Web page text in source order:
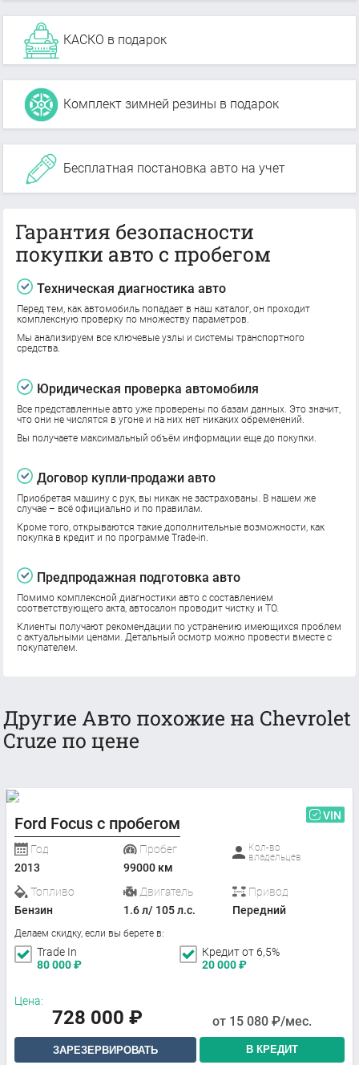
КАСКО в подарок
Комплект зимней резины в подарок
Бесплатная постановка авто на учет
Гарантия безопасности
покупки авто с пробегом
Техническая диагностика авто
Перед тем, как автомобиль попадает в наш каталог, он проходит
комплексную проверку по множеству параметров.
Мы анализируем все ключевые узлы и системы транспортного
средства.
Юридическая проверка автомобиля
Все представленные авто уже проверены по базам данных. Это значит,
что они не числятся в угоне и на них нет никаких обременений.
Вы получаете максимальный объём информации еще до покупки.
Договор купли-продажи авто
Приобретая машину с рук, вы никак не застрахованы. В нашем же
случае – всё официально и по правилам.
Кроме того, открываются такие дополнительные возможности, как
покупка в кредит и по программе Trade-in.
Предпродажная подготовка авто
Помимо комплексной диагностики авто с составлением
соответствующего акта, автосалон проводит чистку и ТО.
Клиенты получают рекомендации по устранению имеющихся проблем
с актуальными ценами. Детальный осмотр можно провести вместе с
покупателем.
Другие Авто похожие на Chevrolet
Cruze по цене
Ford Focus с пробегом VIN
Год
2013
Пробег
99000 км
Кол-во
владельцев
Топливо
Бензин
Двигатель
1.6 л/ 105 л.с.
Привод
Передний
Делаем скидку, если вы берете в:
Trade In
80 000₽
Кредит от 6,5%
20 000₽
Цена:
728 000 ₽ от 15 080 ₽/мес.
ЗАРЕЗЕРВИРОВАТЬ В КРЕДИТ